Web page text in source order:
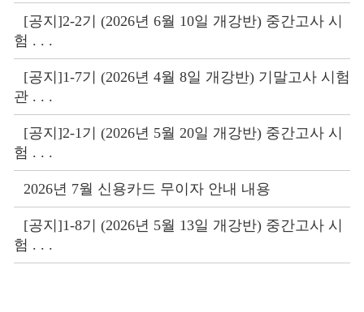
[공지]2-2기 (2026년 6월 10일 개강반) 중간고사 시
험 . . .
[공지]1-7기 (2026년 4월 8일 개강반) 기말고사 시험
관 . . .
[공지]2-1기 (2026년 5월 20일 개강반) 중간고사 시
험 . . .
2026년 7월 신용카드 무이자 안내 내용
[공지]1-8기 (2026년 5월 13일 개강반) 중간고사 시
험 . . .